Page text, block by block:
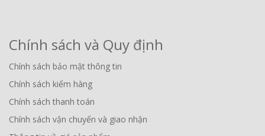
Chính sách và Quy định
Chính sách bảo mật thông tin
Chính sách kiểm hàng
Chính sách thanh toán
Chính sách vận chuyển và giao nhận